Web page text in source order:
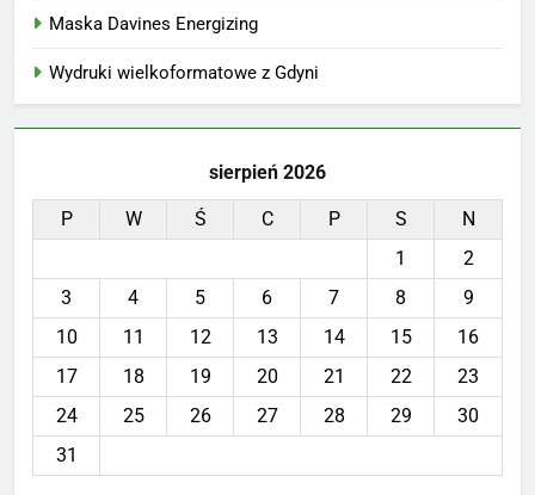
Maska Davines Energizing
Wydruki wielkoformatowe z Gdyni
sierpień 2026
P W Ś C P S
N
1
2
3
4 5 6 7 8
9
10
11 12 13 14 15
16
17
18 19 20 21 22
23
24
25 26 27 28 29
30
31